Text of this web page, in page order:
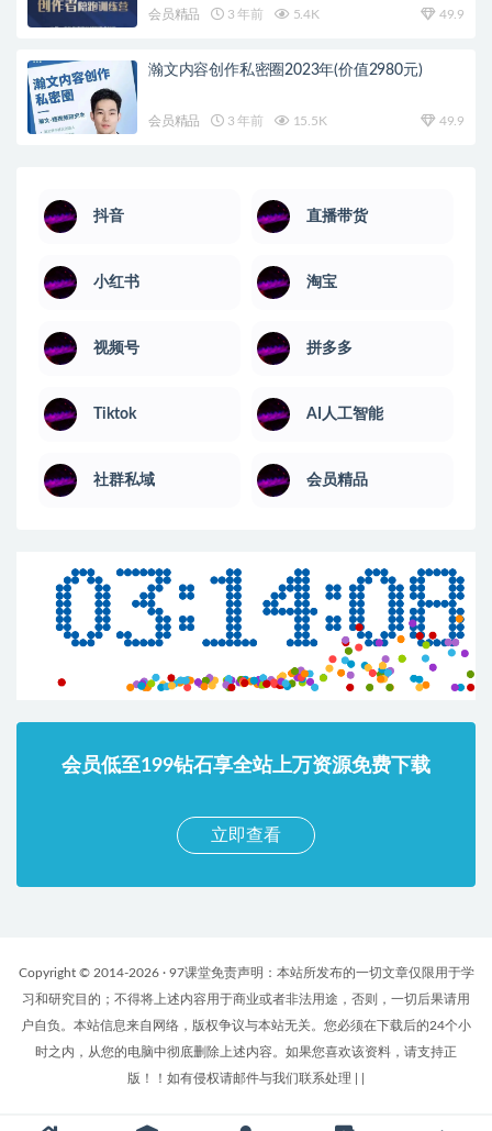
会员精品 3 年前 5.4K 49.9
瀚文内容创作私密圈2023年(价值2980元)
会员精品 3 年前 15.5K 49.9
抖音 直播带货
小红书 淘宝
视频号 拼多多
Tiktok AI人工智能
社群私域 会员精品
会员低至199钻石享全站上万资源免费下载
立即查看
Copyright © 2014-2026 · 97课堂免责声明：本站所发布的一切文章仅限用于学
习和研究目的；不得将上述内容用于商业或者非法用途，否则，一切后果请用
户自负。本站信息来自网络，版权争议与本站无关。您必须在下载后的24个小
时之内，从您的电脑中彻底删除上述内容。如果您喜欢该资料，请支持正
版！！如有侵权请邮件与我们联系处理